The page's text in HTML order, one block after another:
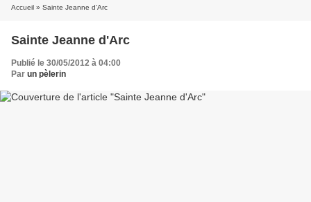
Accueil » Sainte Jeanne d'Arc
Sainte Jeanne d'Arc
Publié le 30/05/2012 à 04:00
Par un pèlerin